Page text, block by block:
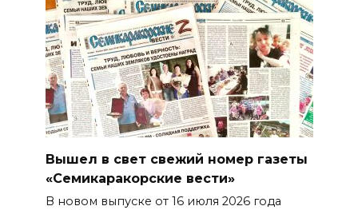
Вышел в свет свежий номер газеты
«Семикаракорские вести»
В новом выпуске от 16 июля 2026 года